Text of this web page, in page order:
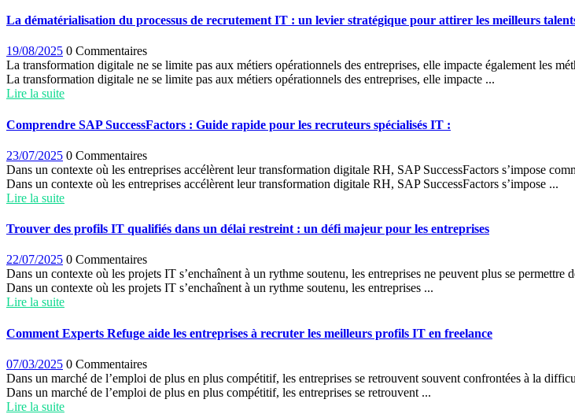
La dématérialisation du processus de recrutement IT : un levier stratégique pour attirer les meilleurs
19/08/2025 0 Commentaires
La transformation digitale ne se limite pas aux métiers opérationnels des entreprises, elle impacte également les
La transformation digitale ne se limite pas aux métiers opérationnels des entreprises, elle impacte ...
Lire la suite
Comprendre SAP SuccessFactors : Guide rapide pour les recruteurs spécialisés IT :
23/07/2025 0 Commentaires
Dans un contexte où les entreprises accélèrent leur transformation digitale RH, SAP SuccessFactors s’impose
Dans un contexte où les entreprises accélèrent leur transformation digitale RH, SAP SuccessFactors s’impose ...
Lire la suite
Trouver des profils IT qualifiés dans un délai restreint : un défi majeur pour les entreprises
22/07/2025 0 Commentaires
Dans un contexte où les projets IT s’enchaînent à un rythme soutenu, les entreprises ne peuvent plus se permettre
Dans un contexte où les projets IT s’enchaînent à un rythme soutenu, les entreprises ...
Lire la suite
Comment Experts Refuge aide les entreprises à recruter les meilleurs profils IT en freelance
07/03/2025 0 Commentaires
Dans un marché de l’emploi de plus en plus compétitif, les entreprises se retrouvent souvent confrontées à la
Dans un marché de l’emploi de plus en plus compétitif, les entreprises se retrouvent ...
Lire la suite